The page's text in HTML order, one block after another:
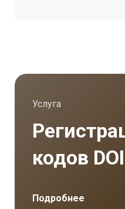
Услуга
кодов DOI
Подробнее